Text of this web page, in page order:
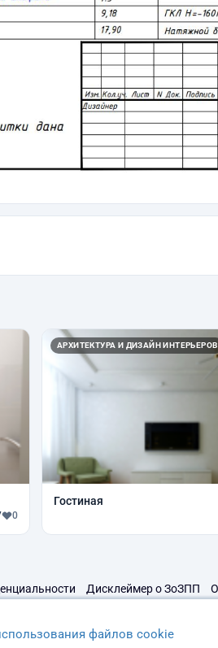
0
АРХИТЕКТУРА И ДИЗАЙН ИНТЕРЬЕРОВ
Гостиная
Дисклеймер о ЗоЗПП
файлов cookie